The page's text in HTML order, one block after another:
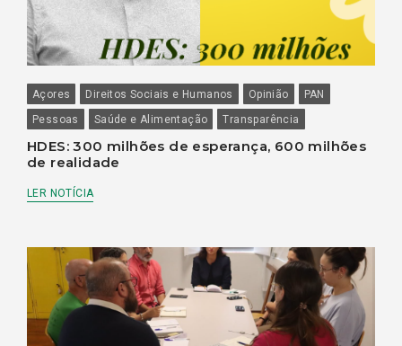
Açores Direitos Sociais e Humanos Opinião
PAN
Pessoas
Saúde e Alimentação Transparência
HDES: 300 milhões de esperança, 600 milhões
de realidade
LER NOTÍCIA